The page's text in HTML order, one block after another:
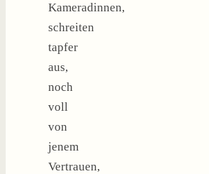
Kameradinnen,
schreiten
tapfer
aus,
noch
voll
von
jenem
Vertrauen,